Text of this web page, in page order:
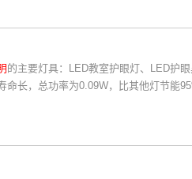
的主要灯具：LED教室护眼灯、LED护
长，总功率为0.09W，比其他灯节能